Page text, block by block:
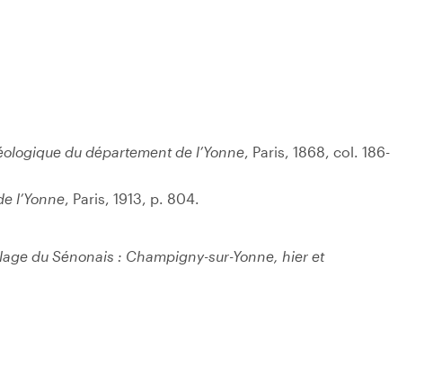
du département de l’Yonne, Paris, 1868, col. 186-
l’Yonne, Paris, 1913, p. 804.
du Sénonais : Champigny-sur-Yonne, hier et